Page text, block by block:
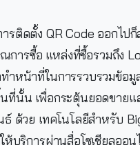
ติดตั้ง QR Code ออกไป
การซื้อ แหล่งที่ซื้อรวมถึง
ำหน้าที่ในการรวบรวมข้
ที่นั้น เพื่อกระตุ้นยอดขาย
ด้วย เทคโนโลยีสำหรับ
ห้บริการผ่านสื่อโซเชียลอ